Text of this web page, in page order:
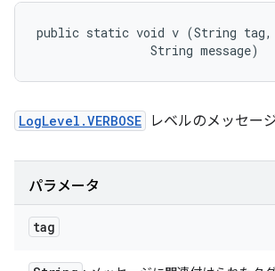
public static void v (String tag,
                String message)
LogLevel.VERBOSE レベルのメッセー
パラメータ
tag